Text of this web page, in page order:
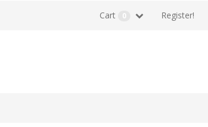
Register!
Cart 0